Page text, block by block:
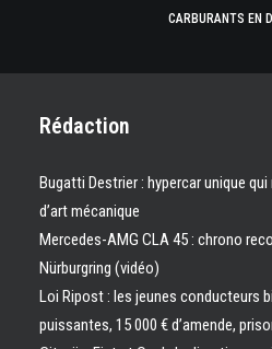
CARBURANTS EN
Rédaction
Bugatti Destrier : hypercar unique
d’art mécanique
Mercedes-AMG CLA 45 : chrono
Nürburgring (vidéo)
Loi Ripost : les jeunes conducteurs
puissantes, 15 000 € d’amende,